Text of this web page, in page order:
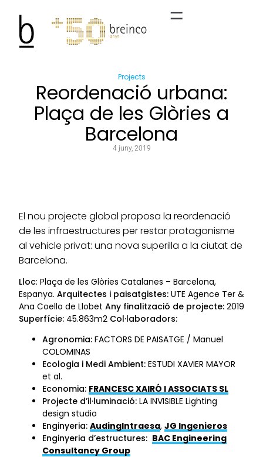
Projects
Reordenació urbana:
Plaça de les Glòries a
Barcelona
4 juny, 2019
El nou projecte global proposa la reordenació
de les infraestructures per restar protagonisme
al vehicle privat: una nova superilla a la ciutat de
Barcelona.
Lloc: Plaça de les Glòries Catalanes – Barcelona,
Espanya. Arquitectes i paisatgistes: UTE Agence Ter &
Ana Coello de Llobet Any finalització de projecte: 2019
Superfície: 45.863m2 Col·laboradors:
Agronomia: FACTORS DE PAISATGE / Manuel
COLOMINAS
Ecologia i Medi Ambient: ESTUDI XAVIER MAYOR
et al.
Economia: FRANCESC XAIRÓ I ASSOCIATS SL
Projecte d’il·luminació: LA INVISIBLE Lighting
design studio
Enginyeria: AudingIntraesa, JG Ingenieros
Enginyeria d’estructures: BAC Engineering
Consultancy Group